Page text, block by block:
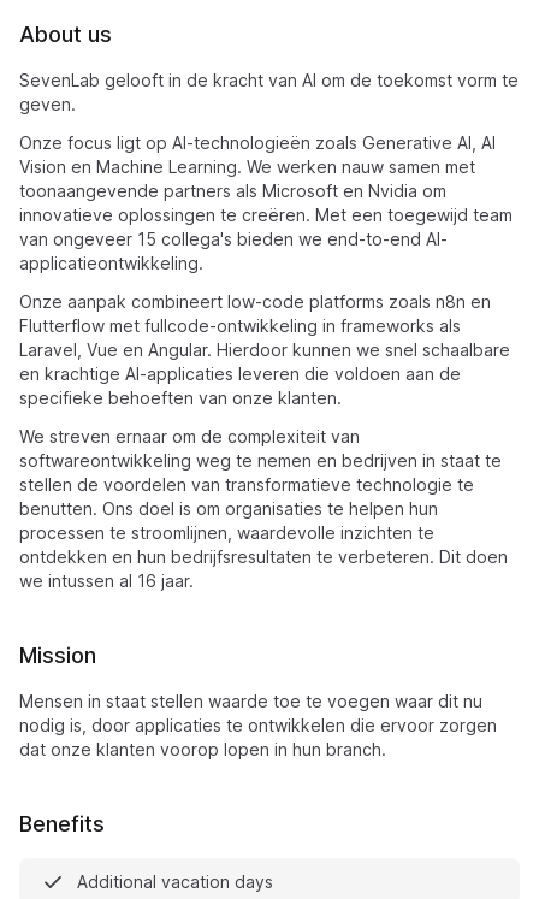
About us
SevenLab gelooft in de kracht van AI om de toekomst vorm te
geven.
Onze focus ligt op AI-technologieën zoals Generative AI, AI
Vision en Machine Learning. We werken nauw samen met
toonaangevende partners als Microsoft en Nvidia om
innovatieve oplossingen te creëren. Met een toegewijd team
van ongeveer 15 collega's bieden we end-to-end AI-
applicatieontwikkeling.
Onze aanpak combineert low-code platforms zoals n8n en
Flutterflow met fullcode-ontwikkeling in frameworks als
Laravel, Vue en Angular. Hierdoor kunnen we snel schaalbare
en krachtige AI-applicaties leveren die voldoen aan de
specifieke behoeften van onze klanten.
We streven ernaar om de complexiteit van
softwareontwikkeling weg te nemen en bedrijven in staat te
stellen de voordelen van transformatieve technologie te
benutten. Ons doel is om organisaties te helpen hun
processen te stroomlijnen, waardevolle inzichten te
ontdekken en hun bedrijfsresultaten te verbeteren. Dit doen
we intussen al 16 jaar.
Mission
Mensen in staat stellen waarde toe te voegen waar dit nu
nodig is, door applicaties te ontwikkelen die ervoor zorgen
dat onze klanten voorop lopen in hun branch.
Benefits
Additional vacation days